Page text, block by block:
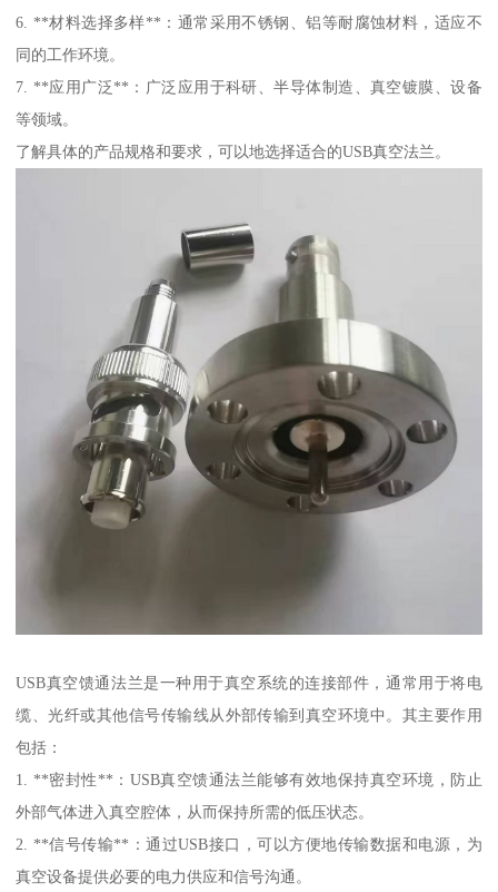
6. **材料选择多样**：通常采用不锈钢、铝等耐腐蚀材料，适应不
同的工作环境。
7. **应用广泛**：广泛应用于科研、半导体制造、真空镀膜、设备
等领域。
了解具体的产品规格和要求，可以地选择适合的USB真空法兰。
USB真空馈通法兰是一种用于真空系统的连接部件，通常用于将电
缆、光纤或其他信号传输线从外部传输到真空环境中。其主要作用
包括：
1. **密封性**：USB真空馈通法兰能够有效地保持真空环境，防止
外部气体进入真空腔体，从而保持所需的低压状态。
2. **信号传输**：通过USB接口，可以方便地传输数据和电源，为
真空设备提供必要的电力供应和信号沟通。